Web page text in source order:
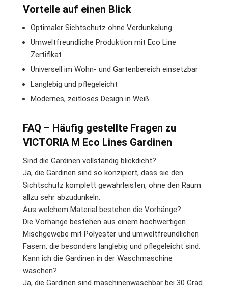
Vorteile auf einen Blick
Optimaler Sichtschutz ohne Verdunkelung
Umweltfreundliche Produktion mit Eco Line
Zertifikat
Universell im Wohn- und Gartenbereich einsetzbar
Langlebig und pflegeleicht
Modernes, zeitloses Design in Weiß
FAQ – Häufig gestellte Fragen zu
VICTORIA M Eco Lines Gardinen
Sind die Gardinen vollständig blickdicht?
Ja, die Gardinen sind so konzipiert, dass sie den
Sichtschutz komplett gewährleisten, ohne den Raum
allzu sehr abzudunkeln.
Aus welchem Material bestehen die Vorhänge?
Die Vorhänge bestehen aus einem hochwertigen
Mischgewebe mit Polyester und umweltfreundlichen
Fasern, die besonders langlebig und pflegeleicht sind.
Kann ich die Gardinen in der Waschmaschine
waschen?
Ja, die Gardinen sind maschinenwaschbar bei 30 Grad